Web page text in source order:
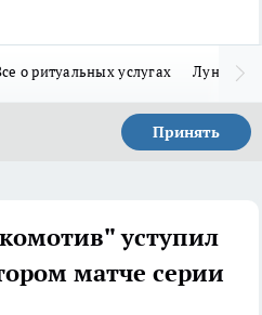
о ритуальных услугах Лунно-
Принять
уступил
матче серии